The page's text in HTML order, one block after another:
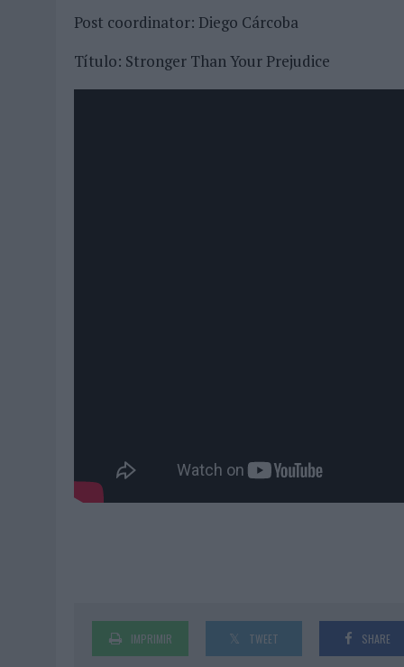
Post coordinator: Diego Cárcoba
Título: Stronger Than Your Prejudice
IMPRIMIR TWEET SHARE